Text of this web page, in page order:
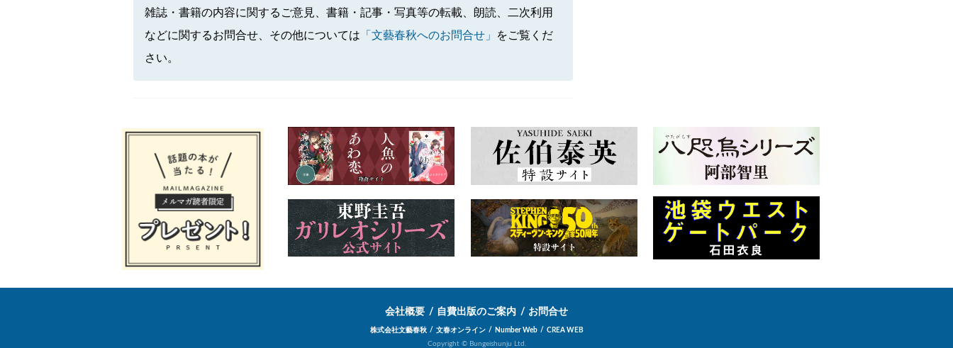
雑誌・書籍の内容に関するご意見、書籍・記事・写真等の転載、朗読、二次利用
などに関するお問合せ、その他については 「文藝春秋へのお問合せ」
をご覧くだ
さい。
会社概要 自費出版のご案内 お問合せ
株式会社文藝春秋 文春オンライン Number Web
CREA WEB
Copyright © Bungeishunju Ltd.